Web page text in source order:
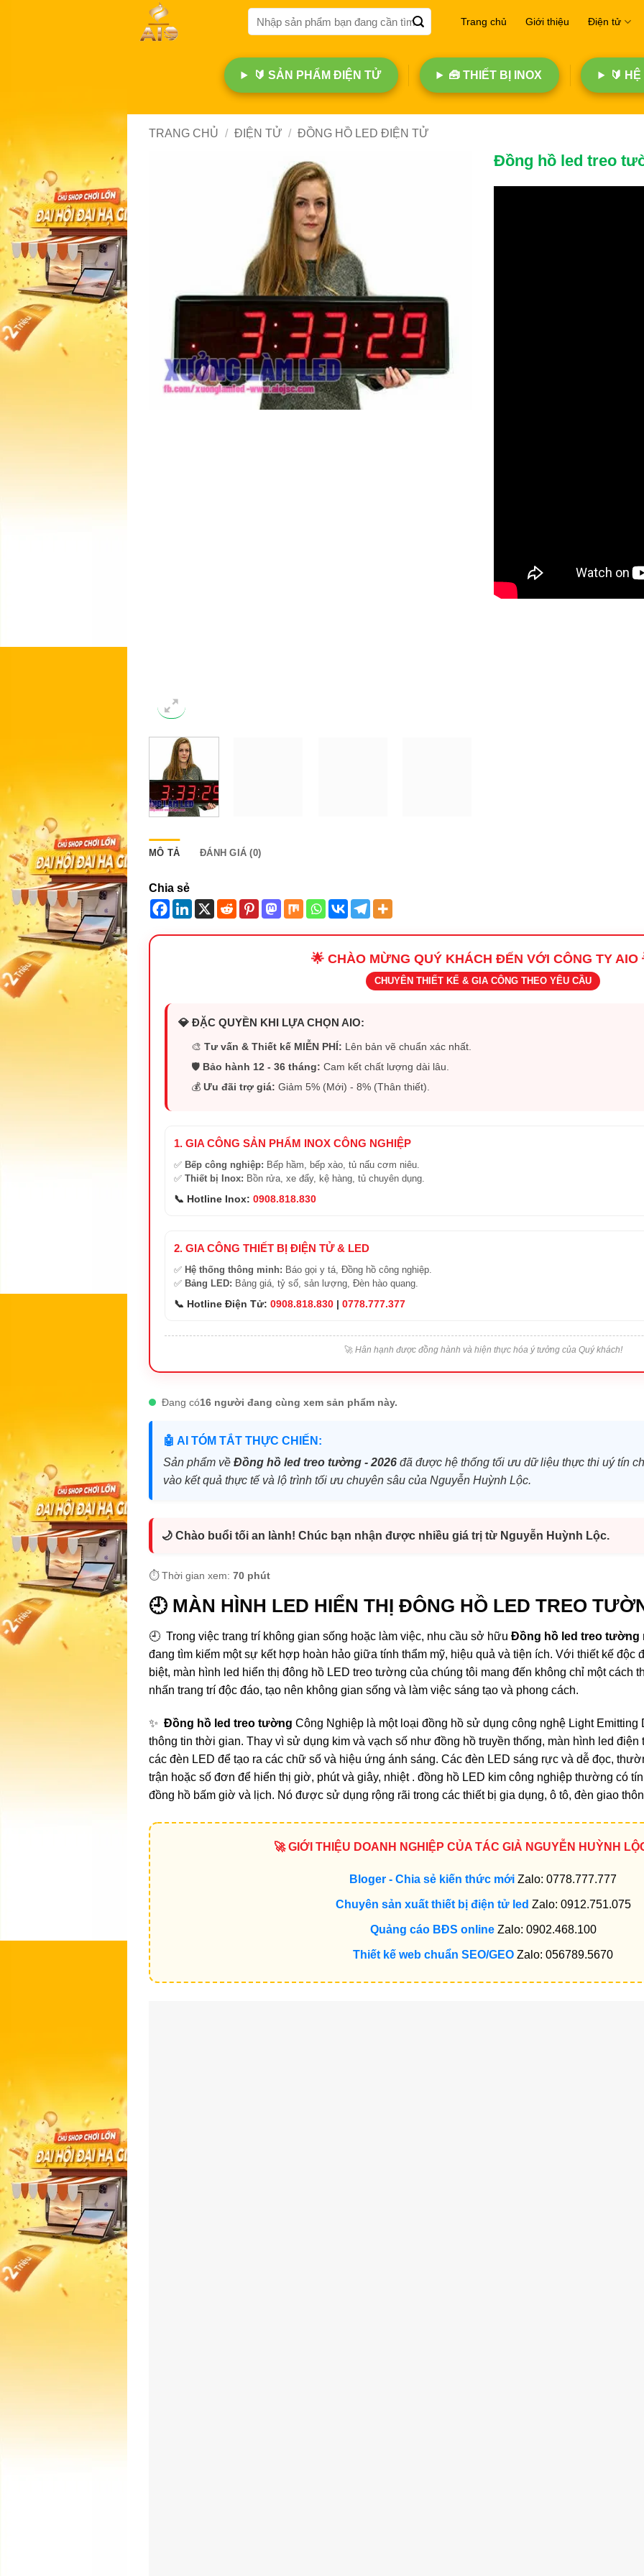
qua
nội
Tìm
kiếm:
Trang chủ Giới thiệu Điện tử
🔰 SẢN PHẨM ĐIỆN TỬ 🧰 THIẾT BỊ INOX 🔰
TRANG CHỦ / ĐIỆN TỬ / ĐỒNG HỒ LED ĐIỆN TỬ
Đồng hồ led treo
MÔ TẢ ĐÁNH GIÁ (0)
Chia sẻ
🌟 CHÀO MỪNG QUÝ KHÁCH ĐẾN VỚI CÔNG TY AIO
CHUYÊN THIẾT KẾ & GIA CÔNG THEO YÊU CẦU
💎 ĐẶC QUYỀN KHI LỰA CHỌN AIO:
🎨Tư vấn & Thiết kế MIỄN PHÍ: Lên bản vẽ chuẩn xác nhất.
🛡️ Bảo hành 12 - 36 tháng: Cam kết chất lượng dài lâu.
💰Ưu đãi trợ giá: Giảm 5% (Mới) - 8% (Thân thiết).
1. GIA CÔNG SẢN PHẨM INOX CÔNG NGHIỆP
✅ Bếp công nghiệp: Bếp hầm, bếp xào, tủ nấu cơm niêu.
✅ Thiết bị Inox: Bồn rửa, xe đẩy, kệ hàng, tủ chuyên dụng.
📞 Hotline Inox: 0908.818.830
2. GIA CÔNG THIẾT BỊ ĐIỆN TỬ & LED
✅ Hệ thống thông minh: Báo gọi y tá, Đồng hồ công nghiệp.
✅ Bảng LED: Bảng giá, tỷ số, sản lượng, Đèn hào quang.
📞 Hotline Điện Tử: 0908.818.830 | 0778.777.377
🚀 Hân hạnh được đồng hành và hiện thực hóa ý tưởng của Quý khách!
Đang có16 người đang cùng xem sản phẩm này.
🤖 AI TÓM TẮT THỰC CHIẾN:
Sản phẩm về Đồng hồ led treo tường - 2026 đã được hệ thống tối ưu dữ liệu thực thi uý tín
vào kết quả thực tế và lộ trình tối ưu chuyên sâu của Nguyễn Huỳnh Lộc.
🌙 Chào buổi tối an lành! Chúc bạn nhận được nhiều giá trị từ Nguyễn Huỳnh Lộc.
⏱️ Thời gian xem: 70 phút
🕘 MÀN HÌNH LED HIỂN THỊ ĐÔNG HỒ LED TREO
🕘 Trong việc trang trí không gian sống hoặc làm việc, nhu cầu sở hữu Đồng hồ led treo tường
đang tìm kiếm một sự kết hợp hoàn hảo giữa tính thẩm mỹ, hiệu quả và tiện ích. Với thiết kế độc
biệt, màn hình led hiển thị đông hồ LED treo tường của chúng tôi mang đến không chỉ một cách
nhấn trang trí độc đáo, tạo nên không gian sống và làm việc sáng tạo và phong cách.
✨ Đồng hồ led treo tường Công Nghiệp là một loại đồng hồ sử dụng công nghệ Light
thông tin thời gian. Thay vì sử dụng kim và vạch số như đồng hồ truyền thống, màn hình led
các đèn LED để tạo ra các chữ số và hiệu ứng ánh sáng. Các đèn LED sáng rực và dễ đọc,
trận hoặc số đơn để hiển thị giờ, phút và giây, nhiệt . đồng hồ LED kim công nghiệp thường có
đồng hồ bấm giờ và lịch. Nó được sử dụng rộng rãi trong các thiết bị gia dụng, ô tô, đèn giao
🚀 GIỚI THIỆU DOANH NGHIỆP CỦA TÁC GIẢ NGUYỄN HUỲNH
Bloger - Chia sẻ kiến thức mới Zalo: 0778.777.777
Chuyên sản xuất thiết bị điện tử led Zalo: 0912.751.075
Quảng cáo BĐS onlineZalo: 0902.468.100
Thiết kế web chuẩn SEO/GEO Zalo: 056789.5670